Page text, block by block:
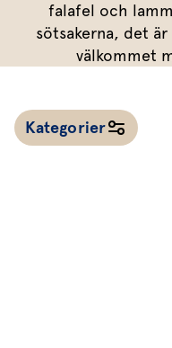
falafel och
sötsakerna, det
välkommet
Kategorier